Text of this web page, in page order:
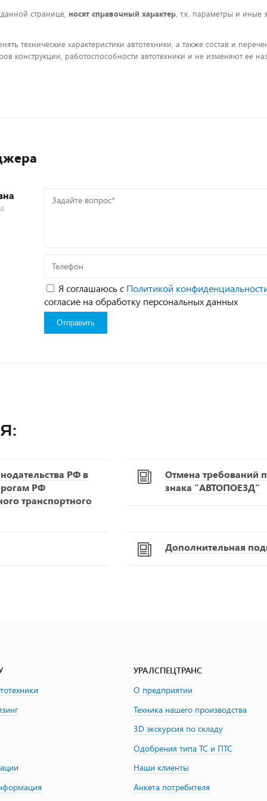
странице, носят справочный характер, т.к. параметры и иные
технические характеристики автотехники, а также состав и
конструкции, работоспособности автотехники и не изменяют ее
Задайте
Телефон
Я соглашаюсь с Политикой
согласие на обработку персональных данных
РФ в
РФ
транспортного
Отмена требований
знака "АВТОПОЕЗД"
Дополнительная
УРАЛСПЕЦТРАНС
О предприятии
Техника нашего производства
3D экскурсия по складу
Одобрения типа ТС и ПТС
Наши клиенты
Анкета потребителя